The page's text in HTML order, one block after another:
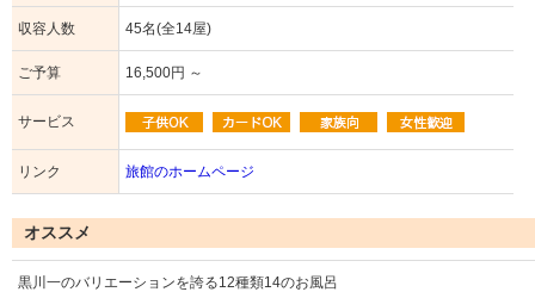
収容人数 45名(全14屋)
ご予算 16,500円 ～
サービス
リンク 旅館のホームページ
オススメ
黒川一のバリエーションを誇る12種類14のお風呂